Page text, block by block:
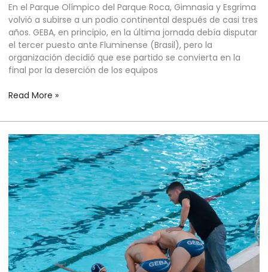
En el Parque Olímpico del Parque Roca, Gimnasia y Esgrima
volvió a subirse a un podio continental después de casi tres
años. GEBA, en principio, en la última jornada debía disputar
el tercer puesto ante Fluminense (Brasil), pero la
organización decidió que ese partido se convierta en la
final por la deserción de los equipos
Read More »
WATERPOLO
MASCULINO
–
SUPERLIGA
SUDAMERICANA
–
ETAPA
2
–
FECHA
3